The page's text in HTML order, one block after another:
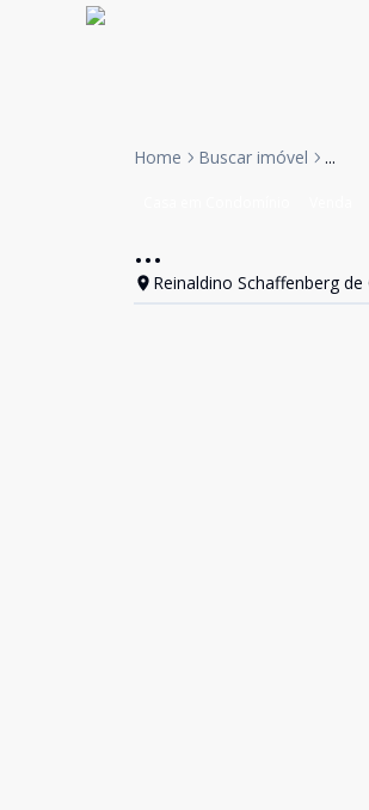
Home Buscar imóvel ...
...
Reinaldino Schaffenberg